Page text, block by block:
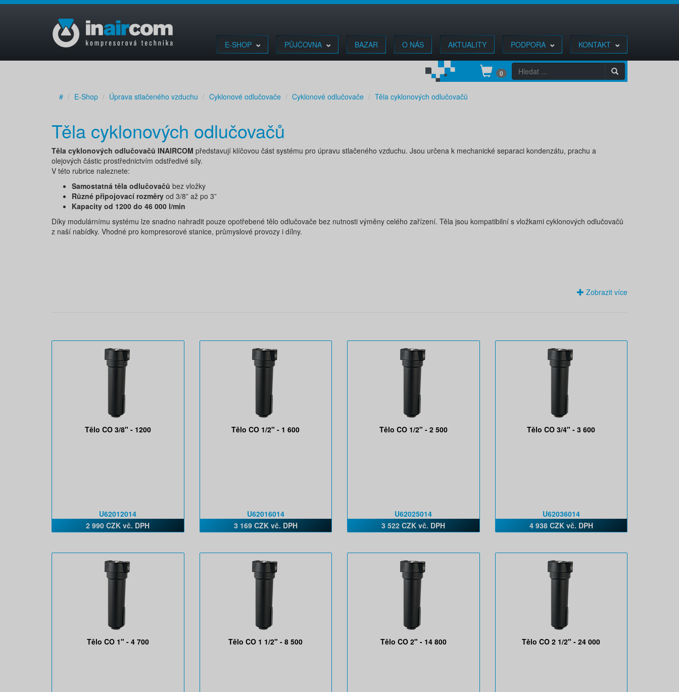
E-SHOP PŮJČOVNA BAZAR O NÁS AKTUALITY PODPORA KONTAKT
0
# E-Shop Úprava stlačeného vzduchu Cyklonové odlučovače Cyklonové odlučovače Těla cyklonových odlučovačů
Těla cyklonových odlučovačů
Těla cyklonových odlučovačů INAIRCOM představují klíčovou část systému pro úpravu stlačeného vzduchu. Jsou určena k mechanické separaci kondenzátu, prachu a
olejových částic prostřednictvím odstředivé síly.
V této rubrice naleznete:
Samostatná těla odlučovačů bez vložky
Různé připojovací rozměry od 3/8” až po 3”
Kapacity od 1200 do 46 000 l/min
Díky modulárnímu systému lze snadno nahradit pouze opotřebené tělo odlučovače bez nutnosti výměny celého zařízení. Těla jsou kompatibilní s vložkami cyklonových odlučovačů
z naší nabídky. Vhodné pro kompresorové stanice, průmyslové provozy i dílny.
Zobrazit více
Tělo CO 3/8" - 1200
U62012014
2 990 CZK vč. DPH
Tělo CO 1/2" - 1 600
U62016014
3 169 CZK vč. DPH
Tělo CO 1/2" - 2 500
U62025014
3 522 CZK vč. DPH
Tělo CO 3/4" - 3 600
U62036014
4 938 CZK vč. DPH
Tělo CO 1" - 4 700 Tělo CO 1 1/2" - 8 500 Tělo CO 2" - 14 800 Tělo CO 2 1/2" - 24 000